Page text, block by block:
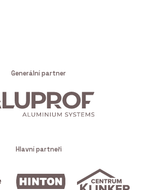
Generální partner
Hlavní partneři